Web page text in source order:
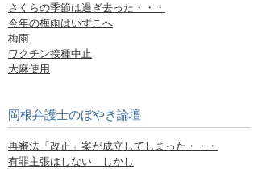
さくらの季節は過ぎ去った・・・
今年の梅雨はいずこへ
梅雨
ワクチン接種中止
大麻使用
岡根弁護士のぼやき論壇
再審法「改正」案が成立してしまった・・・
有罪主張はしない しかし